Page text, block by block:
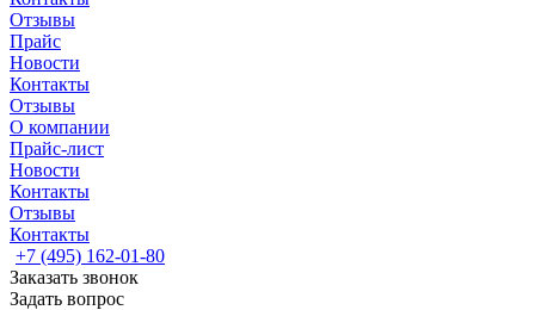
Отзывы
Прайс
Новости
Контакты
Отзывы
О компании
Прайс-лист
Новости
Контакты
Отзывы
Контакты
+7 (495) 162-01-80
Заказать звонок
Задать вопрос